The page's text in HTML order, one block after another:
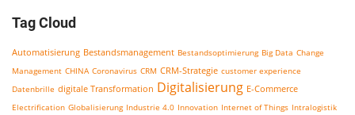
Tag Cloud
Automatisierung Bestandsmanagement Bestandsoptimierung Big Data Change
Management CHINA Coronavirus CRM CRM-Strategie customer experience
Datenbrille digitale Transformation Digitalisierung E-Commerce
Electrification Globalisierung Industrie 4.0 Innovation Internet of Things Intralogistik